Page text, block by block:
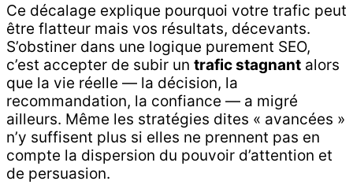
Ce décalage explique pourquoi votre trafic peut
être flatteur mais vos résultats, décevants.
S’obstiner dans une logique purement SEO,
c’est accepter de subir un trafic stagnant alors
que la vie réelle — la décision, la
recommandation, la confiance — a migré
ailleurs. Même les stratégies dites « avancées »
n’y suffisent plus si elles ne prennent pas en
compte la dispersion du pouvoir d’attention et
de persuasion.